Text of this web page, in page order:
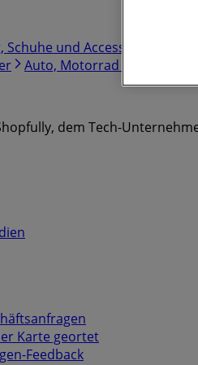
Schuhe und Accessoires
Auto, Motorrad und
dem Tech-
Karte geortet
Feedback